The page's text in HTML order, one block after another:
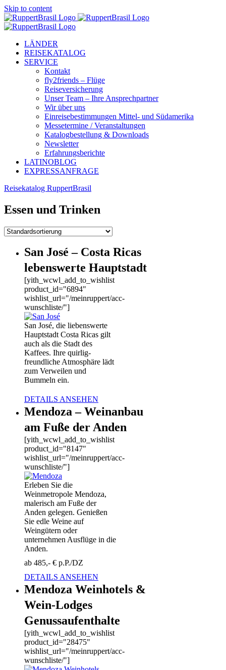
Skip to content
LÄNDER
REISEKATALOG
SERVICE
Kontakt
fly2friends – Flüge
Reiseversicherung
Unser Team – Ihre Ansprechpartner
Wir über uns
Einreisebestimmungen Mittel- und Südamerika
Messetermine / Veranstaltungen
Katalogbestellung & Downloads
Newsletter
Erfahrungsberichte
LATINOBLOG
EXPRESSANFRAGE
Reisekatalog RuppertBrasil
Essen und Trinken
San José – Costa Ricas
lebenswerte Hauptstadt
[yith_wcwl_add_to_wishlist
product_id="6894"
wishlist_url="/meinruppert/acc-
wunschliste/"]
San José, die liebenswerte
Hauptstadt Costa Ricas gilt
auch als die Stadt des
Kaffees. Ihre quirlig-
freundliche Atmosphäre lädt
zum Verweilen und
Bummeln ein.
DETAILS ANSEHEN
Mendoza – Weinanbau
am Fuße der Anden
[yith_wcwl_add_to_wishlist
product_id="8147"
wishlist_url="/meinruppert/acc-
wunschliste/"]
Erleben Sie die
Weinmetropole Mendoza,
malerisch am Fuße der
Anden gelegen. Genießen
Sie edle Weine auf
Weingütern oder
unternehmen Ausflüge in die
Anden.
ab 485,- € p.P./DZ
DETAILS ANSEHEN
Mendoza Weinhotels &
Wein-Lodges
Genussaufenthalte
[yith_wcwl_add_to_wishlist
product_id="28475"
wishlist_url="/meinruppert/acc-
wunschliste/"]